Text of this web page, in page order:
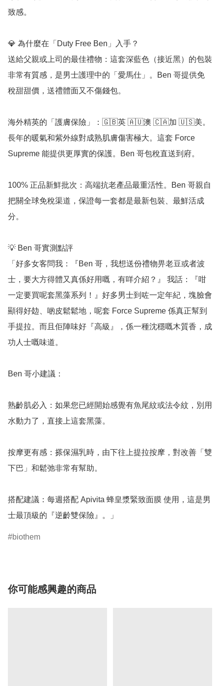
致感。
💎 為什麼在「Duty Free Ben」入手？
送給父親或上司的最佳禮物：這套深藍色（接近黑）的包裝
非常有質感，是男士護理中的「愛馬仕」。Ben 哥提供免
稅甜甜價，送禮體面又不傷錢包。
海外精英的「護膚保險」：🇬🇧英 🇦🇺澳 🇨🇦加 🇺🇸美。
長年的暖氣和紫外線對成熟肌膚傷害極大。這套 Force
Supreme 能提供更厚實的保護。Ben 哥包稅直送到府。
100% 正品新鮮批次：高端抗老產品最重活性。Ben 哥親自
把關全球免稅渠道，保證每一套都是最新包裝、最鮮活成
分。
💡 Ben 哥實測點評
「好多女客問我：『Ben 哥，我想送份禮物畀老豆或者波
士，要大方得體又真係好用嘅，有咩介紹？』 我話：『咁
一定要買呢套黑藻系列！』好多男士到咗一定年紀，塊臉會
顯得好攰、啲皮鬆鬆地，呢套 Force Supreme 係真正幫到
手提拉。而且佢陣味好『高級』，係一種沈穩嘅木質香，成
功人士嘅味道。
Ben 哥小建議：
熟齡肌必入：如果您已經開始感覺有魚尾紋或法令紋，別用
水動力了，直接上這套黑藻。
按摩更有感：搽保濕乳時，由下往上提拉按摩，對改善「雙
下巴」和鬆弛非常有幫助。
搭配建議：每週搭配 Apivita 蜂皇漿緊致面膜 使用，這是男
士最頂級的『逆齡雙保險』。」
biothem
你可能感興趣的商品